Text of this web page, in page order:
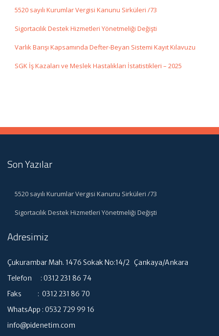
5520 sayılı Kurumlar Vergisi Kanunu Sirküleri /73
Sigortacılık Destek Hizmetleri Yönetmeliği Değişti
Varlık Barışı Kapsamında Defter-Beyan Sistemi Kayıt Kılavuzu
SGK İş Kazaları ve Meslek Hastalıkları İstatistikleri – 2025
Son Yazılar
5520 sayılı Kurumlar Vergisi Kanunu Sirküleri /73
Sigortacılık Destek Hizmetleri Yönetmeliği Değişti
Adresimiz
Çukurambar Mah. 1476 Sokak No:14/2 Çankaya/Ankara
Telefon : 0312 231 86 74
Faks : 0312 231 86 70
WhatsApp : 0532 729 99 16
info@pidenetim.com